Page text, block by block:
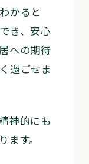
かると
き、安心
への期待
過ごせま
神的にも
す。